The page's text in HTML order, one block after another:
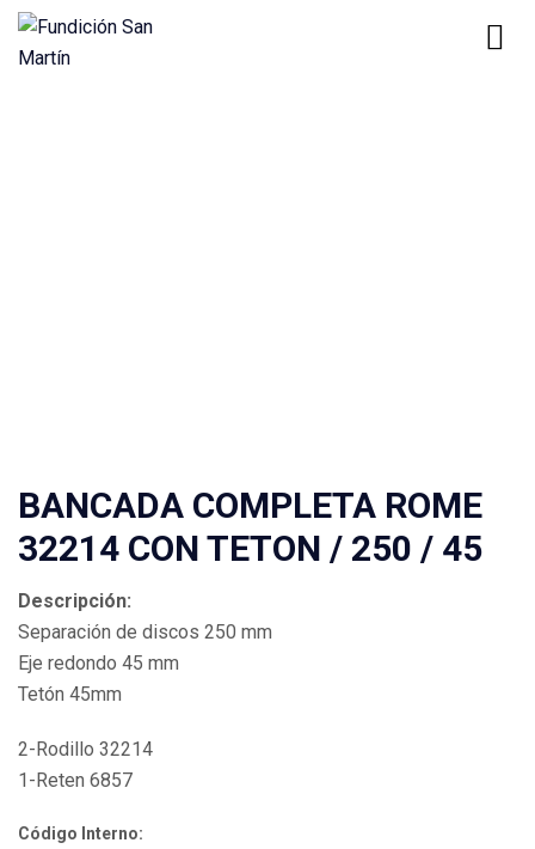
BANCADA COMPLETA ROME
32214 CON TETON / 250 / 45
Descripción:
Separación de discos 250 mm
Eje redondo 45 mm
Tetón 45mm
2-Rodillo 32214
1-Reten 6857
Código Interno: